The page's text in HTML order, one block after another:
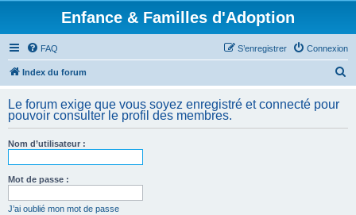
Enfance & Familles d'Adoption
FAQ Connexion
S’enregistrer
Index du forum
h
Le forum exige que vous soyez enregistré et connecté pour
pouvoir consulter le profil des membres.
Nom d’utilisateur :
Mot de passe :
J’ai oublié mon mot de passe